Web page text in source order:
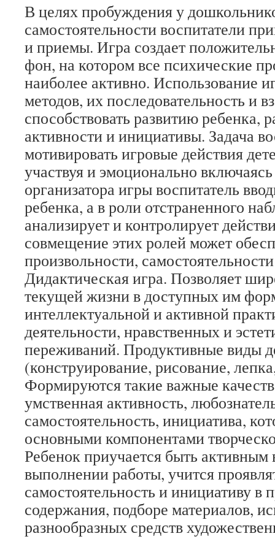
В целях пробуждения у
самостоятельности воспитатели
и приемы. Игра создает
фон, на котором все психические
наиболее активно. Использование
методов, их последовательность и
способствовать развитию ребенка,
активности и инициативы. Задача
мотивировать игровые действия
участвуя и эмоционально
организатора игры воспитатель
ребенка, а в роли отстраненного
анализирует и контролирует
совмещение этих ролей может
произвольности,
Дидактическая игра. Позволяет
текущей жизни в доступных им
интеллектуальной и активной
деятельности, нравственных и
переживаний. Продуктивные виды
(конструирование, рисование,
Формируются такие важные
умственная активность,
самостоятельность, инициатива,
основными компонентами
Ребенок приучается быть
выполнении работы, учится
самостоятельность и инициативу в
содержания, подборе материалов,
разнообразных средств